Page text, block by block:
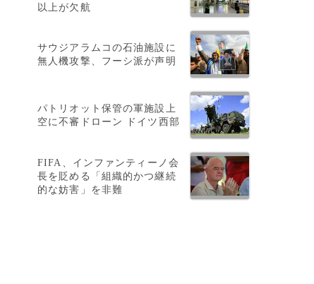
以上が欠航
サウジアラムコの石油施設に
無人機攻撃、フーシ派が声明
パトリオット保管の軍施設上
空に不審ドローン ドイツ西部
FIFA、インファンティーノ会
長を貶める「組織的かつ継続
的な妨害」を非難